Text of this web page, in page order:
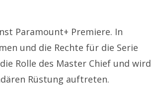
Paramount+ Premiere. In
und die Rechte für die Serie
Rolle des Master Chief und wird
Rüstung auftreten.